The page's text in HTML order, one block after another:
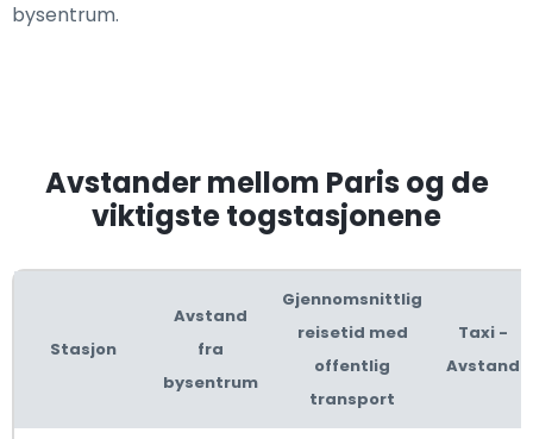
bysentrum.
Avstander mellom Paris og de
viktigste togstasjonene
Stasjon
Avstand
fra
bysentrum
Gjennomsnittlig
reisetid med
offentlig
transport
Taxi -
Avstand